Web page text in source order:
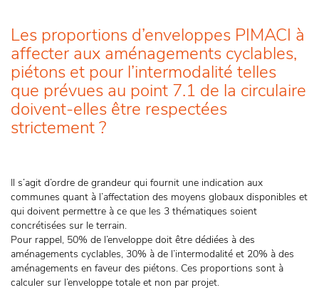
Les proportions d’enveloppes PIMACI à
affecter aux aménagements cyclables,
piétons et pour l’intermodalité telles
que prévues au point 7.1 de la circulaire
doivent-elles être respectées
strictement ?
Il s’agit d’ordre de grandeur qui fournit une indication aux
communes quant à l’affectation des moyens globaux disponibles et
qui doivent permettre à ce que les 3 thématiques soient
concrétisées sur le terrain.
Pour rappel, 50% de l’enveloppe doit être dédiées à des
aménagements cyclables, 30% à de l’intermodalité et 20% à des
aménagements en faveur des piétons. Ces proportions sont à
calculer sur l’enveloppe totale et non par projet.